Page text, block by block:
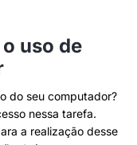
uso de
do seu computador?
nessa tarefa.
a realização desse